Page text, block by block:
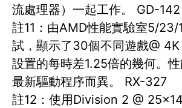
流處理器）一起工作。 GD-142
註11：由AMD性能實驗室5/23/
試，顯示了30個不同遊戲@
設置的每時差1.25倍的幾何。
最新驅動程序而異。 RX-327
註12：使用Division 2 @